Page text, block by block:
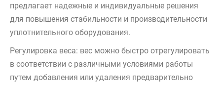
предлагает надежные и индивидуальные решения
для повышения стабильности и производительности
уплотнительного оборудования.
Регулировка веса: вес можно быстро отрегулировать
в соответствии с различными условиями работы
путем добавления или удаления предварительно